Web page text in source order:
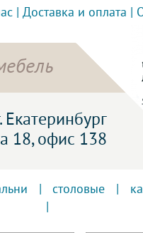
Доставка и оплата
Екатеринбург
18, офис 138
столовые